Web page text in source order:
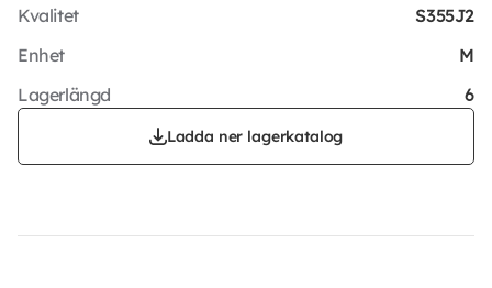
Kvalitet
S355J2
Enhet
M
Lagerlängd
6
Ladda ner lagerkatalog